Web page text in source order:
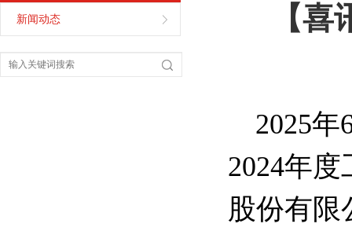
新闻动态 【
2025
2024年
股份有限